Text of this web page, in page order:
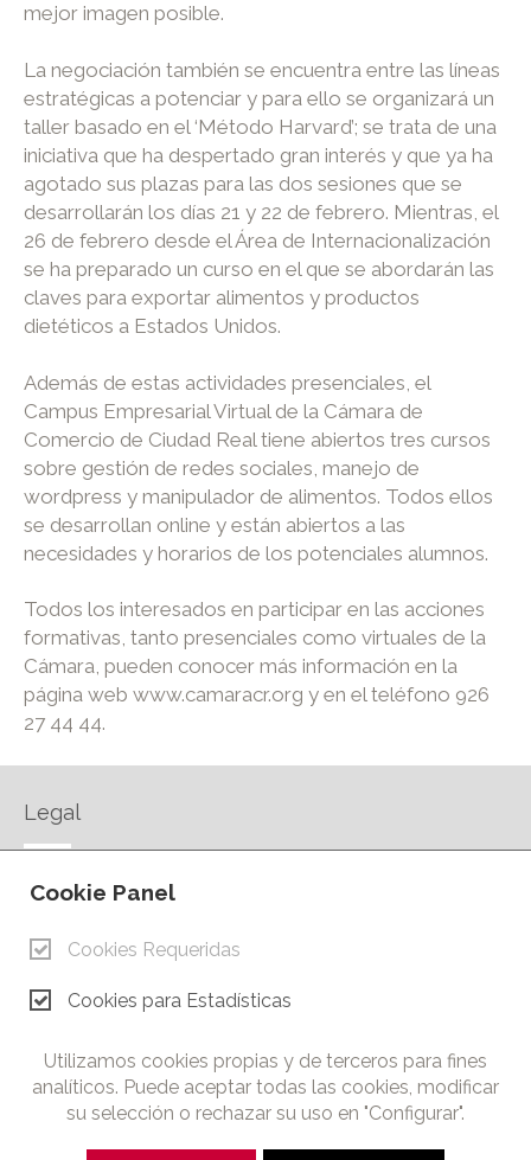
mejor imagen posible.
La negociación también se encuentra entre las líneas
estratégicas a potenciar y para ello se organizará un
taller basado en el ‘Método Harvard’; se trata de una
iniciativa que ha despertado gran interés y que ya ha
agotado sus plazas para las dos sesiones que se
desarrollarán los días 21 y 22 de febrero. Mientras, el
26 de febrero desde el Área de Internacionalización
se ha preparado un curso en el que se abordarán las
claves para exportar alimentos y productos
dietéticos a Estados Unidos.
Además de estas actividades presenciales, el
Campus Empresarial Virtual de la Cámara de
Comercio de Ciudad Real tiene abiertos tres cursos
sobre gestión de redes sociales, manejo de
wordpress y manipulador de alimentos. Todos ellos
se desarrollan online y están abiertos a las
necesidades y horarios de los potenciales alumnos.
Todos los interesados en participar en las acciones
formativas, tanto presenciales como virtuales de la
Cámara, pueden conocer más información en la
página web www.camaracr.org y en el teléfono 926
27 44 44.
Legal
AVISO LEGAL
CONTACTO
Cámara de Comercio e Industria de Ciudad Real. Todos los
derechos reservados. Prohibida la reproducción total o parcial
de los contenidos de esta web.
Cookie Panel
Cookies Requeridas
Cookies para Estadísticas
Utilizamos cookies propias y de terceros para fines
analíticos. Puede aceptar todas las cookies, modificar
su selección o rechazar su uso en "Configurar".